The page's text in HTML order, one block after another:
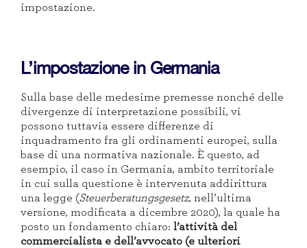
impostazione.
L’impostazione in Germania
Sulla base delle medesime premesse nonché delle
divergenze di interpretazione possibili, vi
possono tuttavia essere differenze di
inquadramento fra gli ordinamenti europei, sulla
base di una normativa nazionale. È questo, ad
esempio, il caso in Germania, ambito territoriale
in cui sulla questione è intervenuta addirittura
una legge (Steuerberatungsgesetz, nell’ultima
versione, modificata a dicembre 2020), la quale ha
posto un fondamento chiaro: l’attività del
commercialista e dell’avvocato (e ulteriori